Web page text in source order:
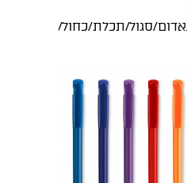
סגול/תכלת/כחול/ירוק